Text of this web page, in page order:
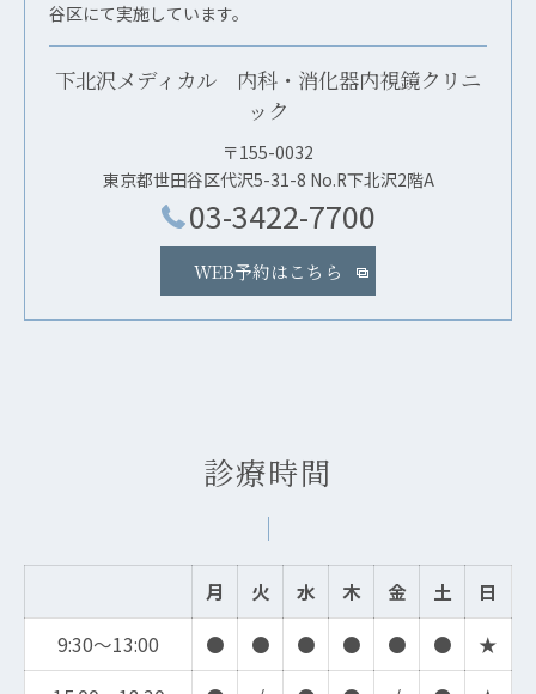
谷区にて実施しています。
下北沢メディカル 内科・消化器内視鏡クリニ
ック
〒155-0032
東京都世田谷区代沢5-31-8 No.R下北沢2階A
03-3422-7700
WEB予約はこちら
診療時間
月 火 水 木 金 土
日
9:30～13:00
● ● ● ● ● ●
★